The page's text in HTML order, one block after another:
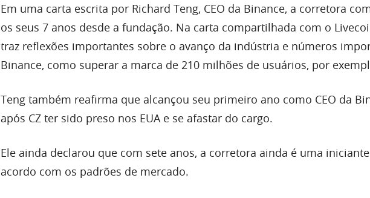
Em uma carta escrita por Richard Teng, CEO da Binance, a corretora
os seus 7 anos desde a fundação. Na carta compartilhada com o
traz reflexões importantes sobre o avanço da indústria e números
Binance, como superar a marca de 210 milhões de usuários, por
Teng também reafirma que alcançou seu primeiro ano como CEO da
após CZ ter sido preso nos EUA e se afastar do cargo.
Ele ainda declarou que com sete anos, a corretora ainda é uma
acordo com os padrões de mercado.